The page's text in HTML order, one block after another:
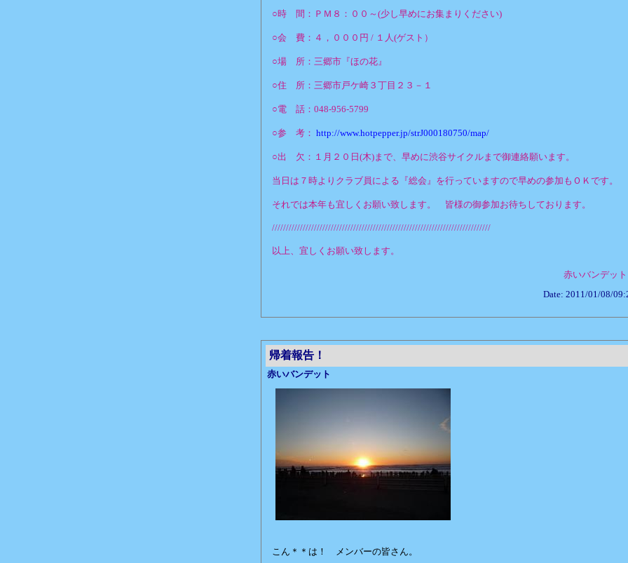
○時 間：ＰＭ８：００～(少し早めにお集まりください)
○会 費：４，０００円 / １人(ゲスト）
○場 所：三郷市『ほの花』
○住 所：三郷市戸ケ崎３丁目２３－１
○電 話：048-956-5799
○参 考： http://www.hotpepper.jp/strJ000180750/map/
○出 欠：１月２０日(木)まで、早めに渋谷サイクルまで御連絡願います。
当日は７時よりクラブ員による『総会』を行っていますので早めの参加もＯＫです。
それでは本年も宜しくお願い致します。 皆様の御参加お待ちしております。
//////////////////////////////////////////////////////////////////////////////
以上、宜しくお願い致します。
赤いバンデット
Date: 2011/01/08/
帰着報告！
赤いバンデット
こん＊＊は！ メンバーの皆さん。